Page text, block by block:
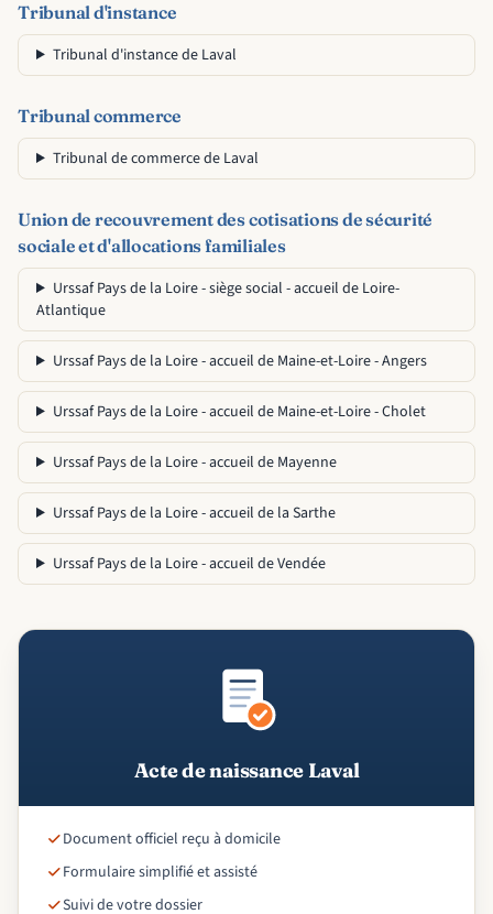
Tribunal d'instance
Tribunal d'instance de Laval
Tribunal commerce
Tribunal de commerce de Laval
Union de recouvrement des cotisations de sécurité
sociale et d'allocations familiales
Urssaf Pays de la Loire - siège social - accueil de Loire-
Atlantique
Urssaf Pays de la Loire - accueil de Maine-et-Loire - Angers
Urssaf Pays de la Loire - accueil de Maine-et-Loire - Cholet
Urssaf Pays de la Loire - accueil de Mayenne
Urssaf Pays de la Loire - accueil de la Sarthe
Urssaf Pays de la Loire - accueil de Vendée
Acte de naissance Laval
Document officiel reçu à domicile
Formulaire simplifié et assisté
Suivi de votre dossier